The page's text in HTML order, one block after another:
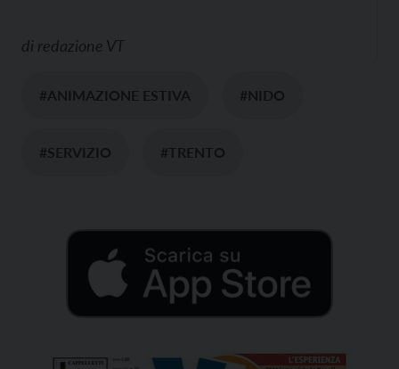
di redazione VT
#ANIMAZIONE ESTIVA #NIDO
#SERVIZIO #TRENTO